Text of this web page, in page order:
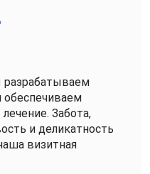
обеспечиваем
Забота,
и деликатность
визитная